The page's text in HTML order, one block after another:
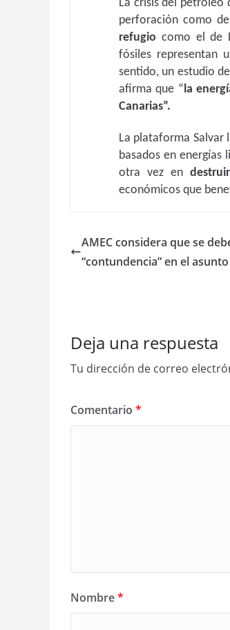
La crisis del petróleo
perforación como
refugio como el de
fósiles representan
sentido, un estudio
afirma que “la
Canarias”.
La plataforma Salvar
basados en energías
otra vez en
económicos que
AMEC considera que se
“contundencia” en el
Deja una respuesta
Tu dirección de correo
Comentario *
Nombre*